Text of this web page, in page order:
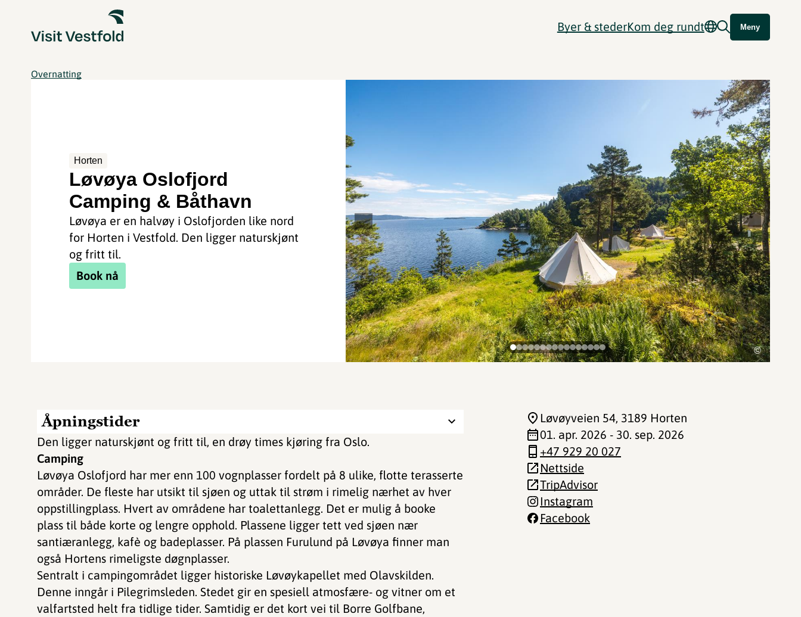
Byer & stederKom deg rundt Meny
Overnatting
Horten
Løvøya Oslofjord
Camping & Båthavn
Løvøya er en halvøy i Oslofjorden like nord
for Horten i Vestfold. Den ligger naturskjønt
og fritt til.
Book nå
©
Åpningstider
Den ligger naturskjønt og fritt til, en drøy times kjøring fra Oslo.
Camping
Løvøya Oslofjord har mer enn 100 vognplasser fordelt på 8 ulike, flotte terasserte
områder. De fleste har utsikt til sjøen og uttak til strøm i rimelig nærhet av hver
oppstillingplass. Hvert av områdene har toalettanlegg. Det er mulig å booke
plass til både korte og lengre opphold. Plassene ligger tett ved sjøen nær
santiæranlegg, kafè og badeplasser. På plassen Furulund på Løvøya finner man
også Hortens rimeligste døgnplasser.
Sentralt i campingområdet ligger historiske Løvøykapellet med Olavskilden.
Denne inngår i Pilegrimsleden. Stedet gir en spesiell atmosfære- og vitner om et
valfartsted helt fra tidlige tider. Samtidig er det kort vei til Borre Golfbane,
Løvøyveien 54, 3189 Horten
01. apr. 2026 - 30. sep. 2026
+47 929 20 027
Nettside
TripAdvisor
Instagram
Facebook